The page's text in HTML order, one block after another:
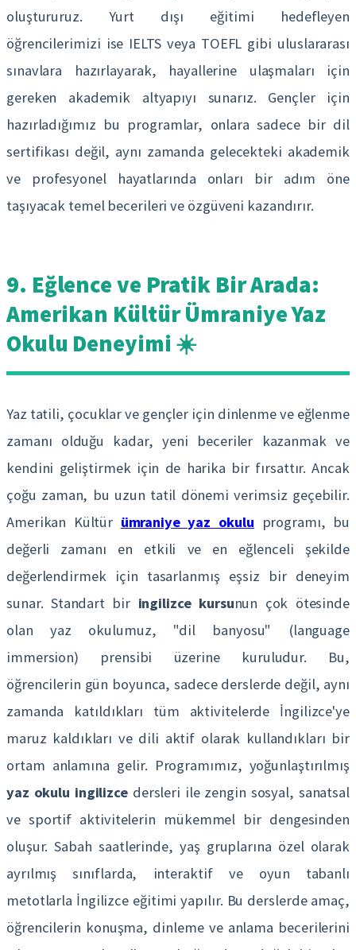
oluştururuz. Yurt dışı eğitimi hedefleyen
öğrencilerimizi ise IELTS veya TOEFL gibi uluslararası
sınavlara hazırlayarak, hayallerine ulaşmaları için
gereken akademik altyapıyı sunarız. Gençler için
hazırladığımız bu programlar, onlara sadece bir dil
sertifikası değil, aynı zamanda gelecekteki akademik
ve profesyonel hayatlarında onları bir adım öne
taşıyacak temel becerileri ve özgüveni kazandırır.
9. Eğlence ve Pratik Bir Arada:
Amerikan Kültür Ümraniye Yaz
Okulu Deneyimi ☀️
Yaz tatili, çocuklar ve gençler için dinlenme ve eğlenme
zamanı olduğu kadar, yeni beceriler kazanmak ve
kendini geliştirmek için de harika bir fırsattır. Ancak
çoğu zaman, bu uzun tatil dönemi verimsiz geçebilir.
Amerikan Kültür ümraniye yaz okulu programı, bu
değerli zamanı en etkili ve en eğlenceli şekilde
değerlendirmek için tasarlanmış eşsiz bir deneyim
sunar. Standart bir ingilizce kursunun çok ötesinde
olan yaz okulumuz, "dil banyosu" (language
immersion) prensibi üzerine kuruludur. Bu,
öğrencilerin gün boyunca, sadece derslerde değil, aynı
zamanda katıldıkları tüm aktivitelerde İngilizce'ye
maruz kaldıkları ve dili aktif olarak kullandıkları bir
ortam anlamına gelir. Programımız, yoğunlaştırılmış
yaz okulu ingilizcedersleri ile zengin sosyal, sanatsal
ve sportif aktivitelerin mükemmel bir dengesinden
oluşur. Sabah saatlerinde, yaş gruplarına özel olarak
ayrılmış sınıflarda, interaktif ve oyun tabanlı
metotlarla İngilizce eğitimi yapılır. Bu derslerde amaç,
öğrencilerin konuşma, dinleme ve anlama becerilerini